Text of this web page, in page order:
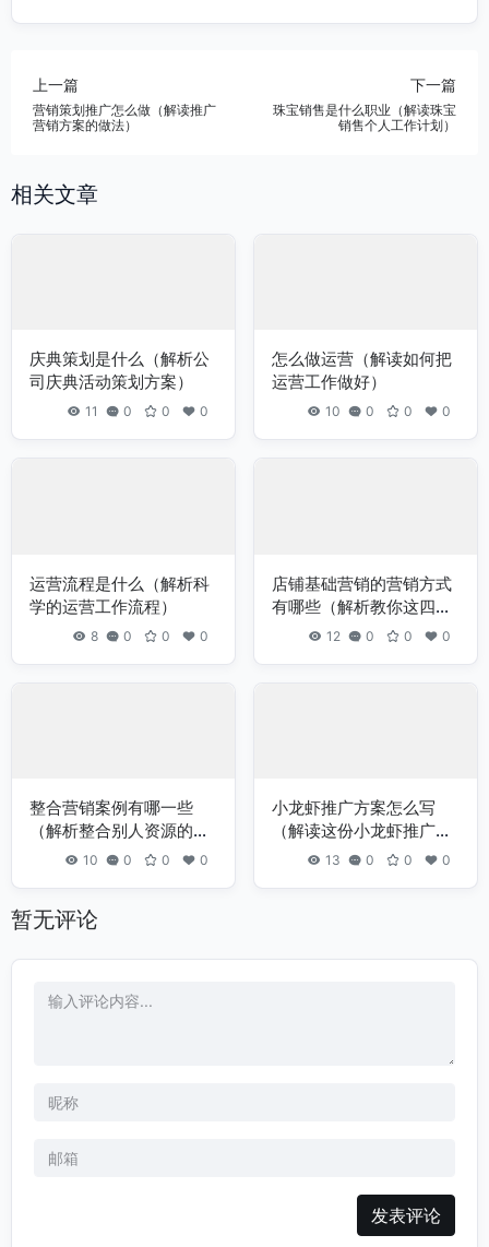
上一篇
营销策划推广怎么做（解读推广
营销方案的做法）
下一篇
珠宝销售是什么职业（解读珠宝
销售个人工作计划）
相关文章
庆典策划是什么（解析公
司庆典活动策划方案）
11 0 0 0
怎么做运营（解读如何把
运营工作做好）
10 0 0 0
运营流程是什么（解析科
学的运营工作流程）
8 0 0 0
店铺基础营销的营销方式
有哪些（解析教你这四个
营销方式）
12 0 0 0
整合营销案例有哪一些
（解析整合别人资源的案
10 0 0 0
小龙虾推广方案怎么写
（解读这份小龙虾推广指
13 0 0 0
暂无评论
发表评论